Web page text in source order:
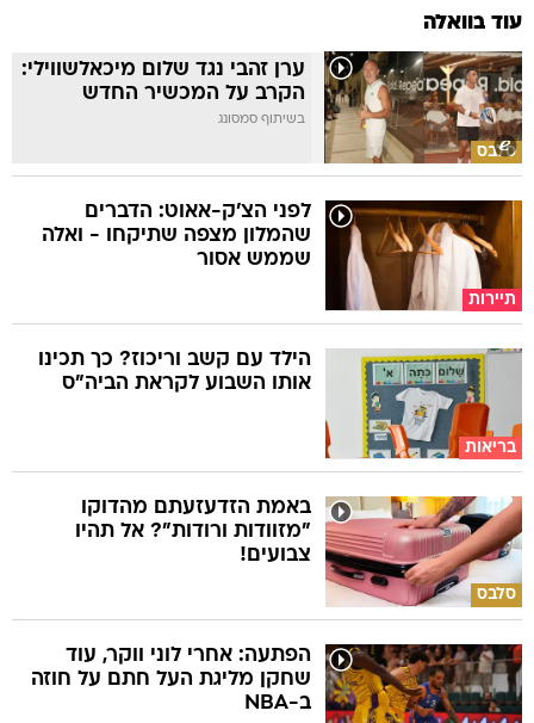
עוד בוואלה
סלבס
ערן זהבי נגד שלום מיכאלשווילי:
הקרב על המכשיר החדש
בשיתוף סמסונג
תיירות
לפני הצ'ק-אאוט: הדברים
שהמלון מצפה שתיקחו - ואלה
שממש אסור
בריאות
הילד עם קשב וריכוז? כך תכינו
אותו השבוע לקראת הביה"ס
סלבס
באמת הזדעזעתם מהדוקו
"מזוודות ורודות"? אל תהיו
צבועים!
הפתעה: אחרי לוני ווקר, עוד
שחקן מליגת העל חתם על חוזה
ב-NBA